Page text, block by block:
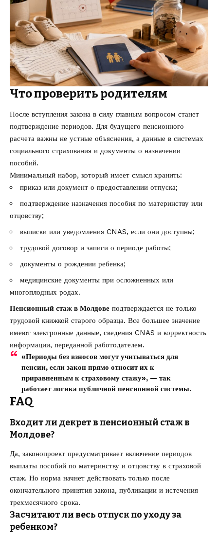
Что проверить родителям
После вступления закона в силу главным вопросом станет
подтверждение периодов. Для будущего пенсионного
расчета важны не устные объяснения, а данные в системах
социального страхования и документы о назначении
пособий.
Минимальный набор, который имеет смысл хранить:
приказ или документ о предоставлении отпуска;
подтверждение назначения пособия по материнству или
отцовству;
выписки или уведомления CNAS, если они доступны;
трудовой договор и записи о периоде работы;
документы о рождении ребенка;
медицинские документы при осложненных или
многоплодных родах.
Пенсионный стаж в Молдове подтверждается не только
трудовой книжкой старого образца. Все большее значение
имеют электронные данные, сведения CNAS и корректность
информации, переданной работодателем.
«Периоды без взносов могут учитываться для
пенсии, если закон прямо относит их к
приравненным к страховому стажу», — так
работает логика публичной пенсионной системы.
FAQ
Входит ли декрет в пенсионный стаж в
Молдове?
Да, законопроект предусматривает включение периодов
выплаты пособий по материнству и отцовству в страховой
стаж. Но норма начнет действовать только после
окончательного принятия закона, публикации и истечения
трехмесячного срока.
Засчитают ли весь отпуск по уходу за
ребенком?